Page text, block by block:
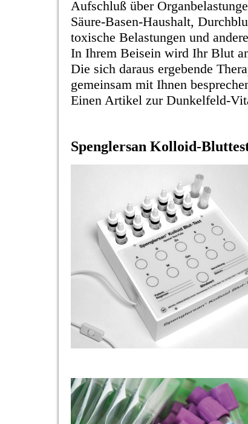
Aufschluß über
Säure-Basen-Haushalt,
toxische Belastungen und
In Ihrem Beisein wird Ihr Blut
Die sich daraus ergebende
gemeinsam mit Ihnen
Einen Artikel zur Dunkelfeld-
Spenglersan Kolloid-